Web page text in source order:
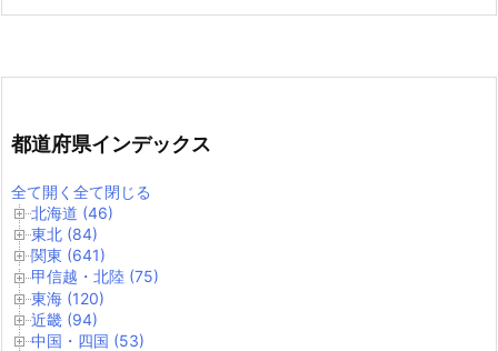
都道府県インデックス
全て開く 全て閉じる
北海道 (46)
東北 (84)
関東 (641)
甲信越・北陸 (75)
東海 (120)
近畿 (94)
中国・四国 (53)